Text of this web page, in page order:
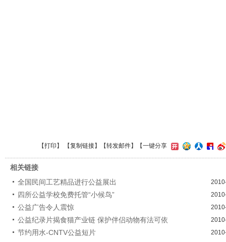
【打印 】 【复制链接】【转发邮件】 【一键分享
相关链接
全国民间工艺精品进行公益展出
四所公益学校免费托管“小候鸟”
公益广告令人震惊
公益纪录片揭食猫产业链 保护伴侣动物有法可依
节约用水-CNTV公益短片